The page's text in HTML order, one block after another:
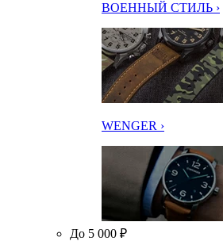
ВОЕННЫЙ СТИЛЬ ›
WENGER ›
До 5 000 ₽